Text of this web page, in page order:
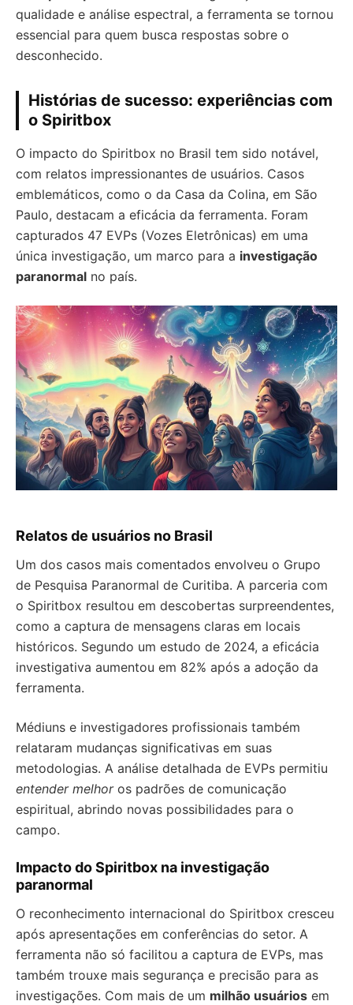
qualidade e análise espectral, a ferramenta se tornou
essencial para quem busca respostas sobre o
desconhecido.
Histórias de sucesso: experiências com
o Spiritbox
O impacto do Spiritbox no Brasil tem sido notável,
com relatos impressionantes de usuários. Casos
emblemáticos, como o da Casa da Colina, em São
Paulo, destacam a eficácia da ferramenta. Foram
capturados 47 EVPs (Vozes Eletrônicas) em uma
única investigação, um marco para a investigação
paranormal no país.
Relatos de usuários no Brasil
Um dos casos mais comentados envolveu o Grupo
de Pesquisa Paranormal de Curitiba. A parceria com
o Spiritbox resultou em descobertas surpreendentes,
como a captura de mensagens claras em locais
históricos. Segundo um estudo de 2024, a eficácia
investigativa aumentou em 82% após a adoção da
ferramenta.
Médiuns e investigadores profissionais também
relataram mudanças significativas em suas
metodologias. A análise detalhada de EVPs permitiu
entender melhoros padrões de comunicação
espiritual, abrindo novas possibilidades para o
campo.
Impacto do Spiritbox na investigação
paranormal
O reconhecimento internacional do Spiritbox cresceu
após apresentações em conferências do setor. A
ferramenta não só facilitou a captura de EVPs, mas
também trouxe mais segurança e precisão para as
investigações. Com mais de um milhão usuários em